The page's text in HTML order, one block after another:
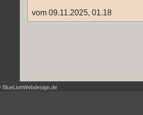
vom 09.11.2025, 01.18